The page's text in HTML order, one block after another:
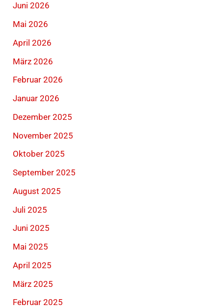
Juni 2026
Mai 2026
April 2026
März 2026
Februar 2026
Januar 2026
Dezember 2025
November 2025
Oktober 2025
September 2025
August 2025
Juli 2025
Juni 2025
Mai 2025
April 2025
März 2025
Februar 2025